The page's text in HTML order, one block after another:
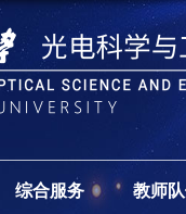
综合服务 教师